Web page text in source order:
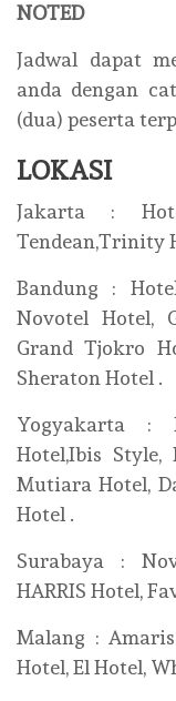
NOTED
Jadwal dapat
anda dengan
(dua) peserta
LOKASI
Jakarta :
Tendean,Trinity
Bandung :
Novotel Hotel,
Grand Tjokro
Sheraton Hotel .
Yogyakarta :
Hotel,Ibis Style,
Mutiara Hotel,
Hotel .
Surabaya :
HARRIS Hotel,
Malang :
Hotel, El Hotel,